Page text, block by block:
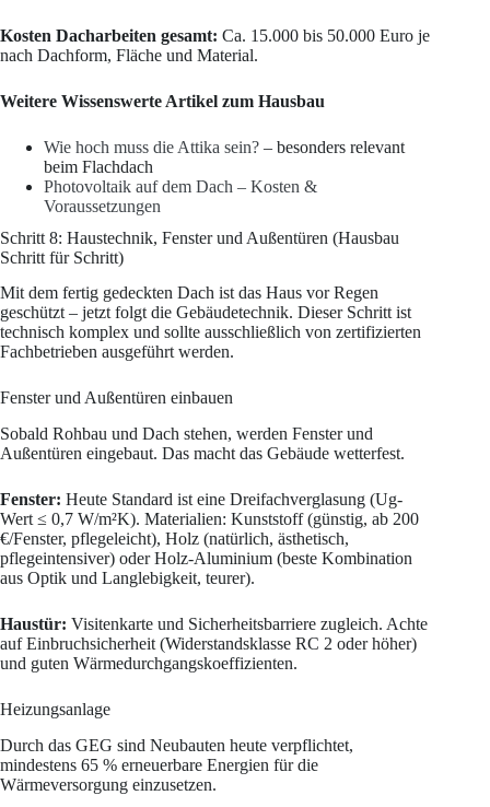
Kosten Dacharbeiten gesamt: Ca. 15.000 bis 50.000 Euro je
nach Dachform, Fläche und Material.
Weitere Wissenswerte Artikel zum Hausbau
Wie hoch muss die Attika sein? – besonders relevant
beim Flachdach
Photovoltaik auf dem Dach – Kosten &
Voraussetzungen
Schritt 8: Haustechnik, Fenster und Außentüren (Hausbau
Schritt für Schritt)
Mit dem fertig gedeckten Dach ist das Haus vor Regen
geschützt – jetzt folgt die Gebäudetechnik. Dieser Schritt ist
technisch komplex und sollte ausschließlich von zertifizierten
Fachbetrieben ausgeführt werden.
Fenster und Außentüren einbauen
Sobald Rohbau und Dach stehen, werden Fenster und
Außentüren eingebaut. Das macht das Gebäude wetterfest.
Fenster: Heute Standard ist eine Dreifachverglasung (Ug-
Wert ≤ 0,7 W/m²K). Materialien: Kunststoff (günstig, ab 200
€/Fenster, pflegeleicht), Holz (natürlich, ästhetisch,
pflegeintensiver) oder Holz-Aluminium (beste Kombination
aus Optik und Langlebigkeit, teurer).
Haustür: Visitenkarte und Sicherheitsbarriere zugleich. Achte
auf Einbruchsicherheit (Widerstandsklasse RC 2 oder höher)
und guten Wärmedurchgangskoeffizienten.
Heizungsanlage
Durch das GEG sind Neubauten heute verpflichtet,
mindestens 65 % erneuerbare Energien für die
Wärmeversorgung einzusetzen.